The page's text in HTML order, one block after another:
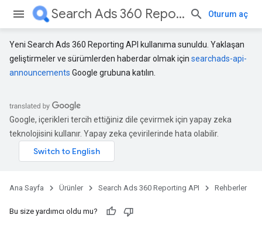
Search Ads 360 Reporting API Oturum aç
Yeni Search Ads 360 Reporting API kullanıma sunuldu. Yaklaşan
geliştirmeler ve sürümlerden haberdar olmak için searchads-api-
announcements Google grubuna katılın.
Google, içerikleri tercih ettiğiniz dile çevirmek için yapay zeka
teknolojisini kullanır. Yapay zeka çevirilerinde hata olabilir.
Ana Sayfa Ürünler Search Ads 360 Reporting API Rehberler
Bu size yardımcı oldu mu?